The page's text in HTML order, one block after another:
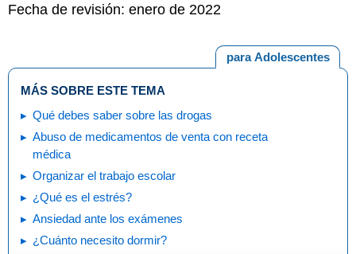
Fecha de revisión: enero de 2022
para Adolescentes
MÁS SOBRE ESTE TEMA
Qué debes saber sobre las drogas
Abuso de medicamentos de venta con receta
médica
Organizar el trabajo escolar
¿Qué es el estrés?
Ansiedad ante los exámenes
¿Cuánto necesito dormir?